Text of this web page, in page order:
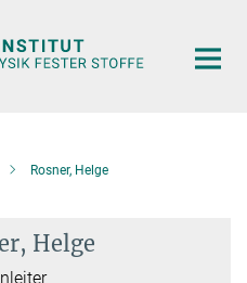
Rosner, Helge
Helge